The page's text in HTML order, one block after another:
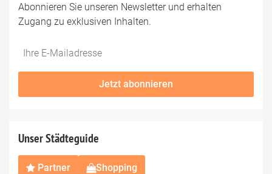
Abonnieren Sie unseren Newsletter und erhalten
Zugang zu exklusiven Inhalten.
Do
fill
*Ihre
Mailadresse:
Jetzt abonnieren
Unser Städteguide
Partner Shopping